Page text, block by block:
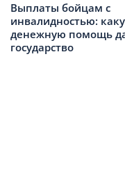
Выплаты бойцам с
инвалидностью:
денежную помощь
государство